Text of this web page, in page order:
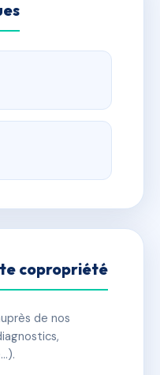
copropriété
de nos